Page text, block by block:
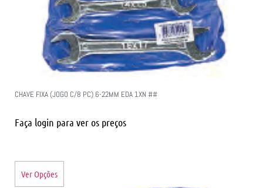
CHAVE FIXA (JOGO C/8 PC) 6-22MM EDA 1XN ##
Faça login para ver os preços
Ver Opções